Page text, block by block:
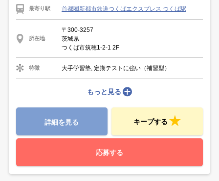
最寄り駅 首都圏新都市鉄道つくばエクスプレス つくば駅
所在地
〒300-3257
茨城県
つくば市筑穂1-2-1 2F
特徴 大手学習塾, 定期テストに強い（補習型）
もっと見る
詳細を見る キープする
応募する